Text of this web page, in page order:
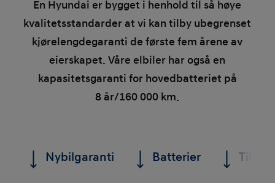
En Hyundai er bygget i henhold til så høye
kvalitetsstandarder at vi kan tilby ubegrenset
kjørelengdegaranti de første fem årene av
eierskapet. Våre elbiler har også en
kapasitetsgaranti for hovedbatteriet på
8år/160000 km.
Nybilgaranti Batterier